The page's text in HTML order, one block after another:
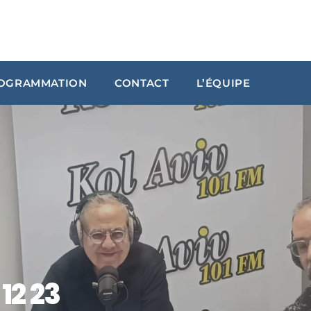
CONTACT L’ÉQUIPE
ARCHIVES
janvier 2024
octobre 2023
septembre 2023
juillet 2023
juin 2023
UPCOMING SHOWS
23